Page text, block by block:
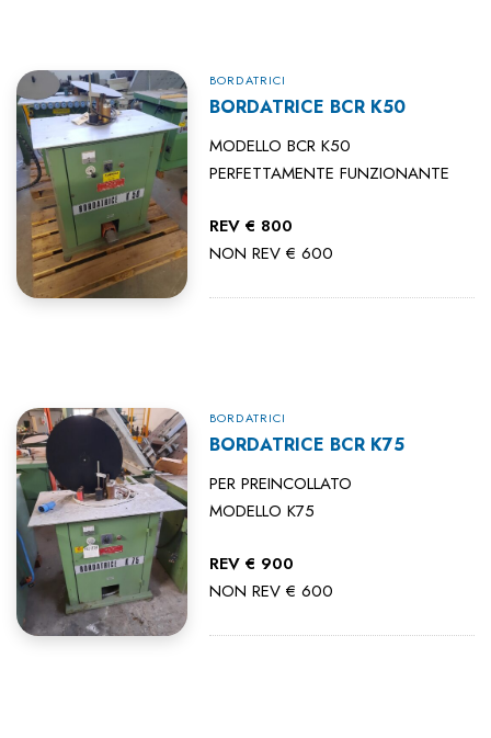
BORDATRICI
BORDATRICE BCR K50
MODELLO BCR K50
PERFETTAMENTE FUNZIONANTE
REV € 800
NON REV € 600
BORDATRICI
BORDATRICE BCR K75
PER PREINCOLLATO
MODELLO K75
REV € 900
NON REV € 600